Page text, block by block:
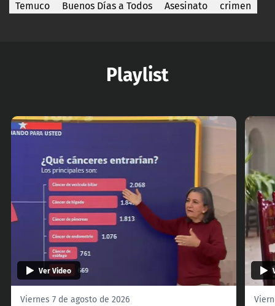
Temuco Buenos Días a Todos Asesinato crimen
Playlist
Ver Video
Viernes 7 de agosto de 2026